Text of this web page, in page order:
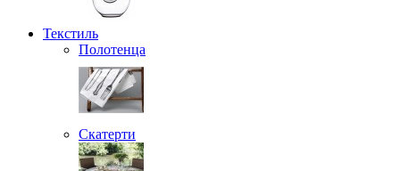
Текстиль
Полотенца
Скатерти